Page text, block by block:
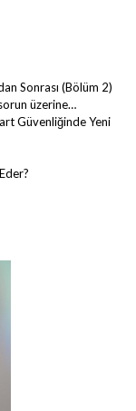
Sonrası (Bölüm 2)
üzerine…
Güvenliğinde Yeni